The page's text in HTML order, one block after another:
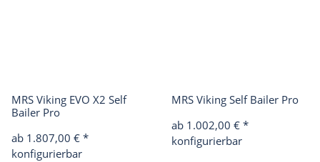
MRS Viking EVO X2 Self
Bailer Pro
ab 1.807,00 € *
konfigurierbar
MRS Viking Self Bailer Pro
ab 1.002,00 € *
konfigurierbar